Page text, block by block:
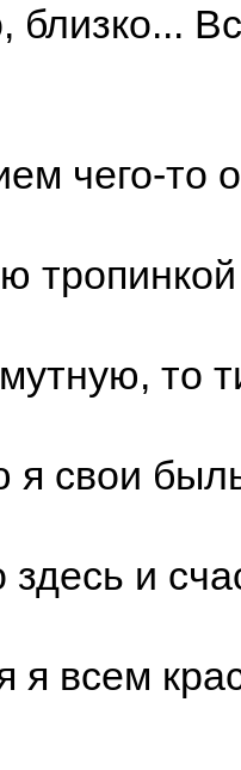
чего-то
то
я свои
и
я всем